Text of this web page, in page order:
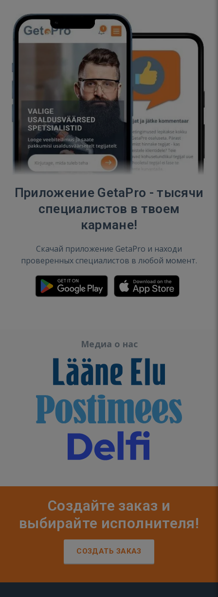
Приложение GetaPro - тысячи
специалистов в твоем
кармане!
Скачай приложение GetaPro и находи
проверенных специалистов в любой момент.
Медиа о нас
Создайте заказ и
выбирайте исполнителя!
СОЗДАТЬ ЗАКАЗ